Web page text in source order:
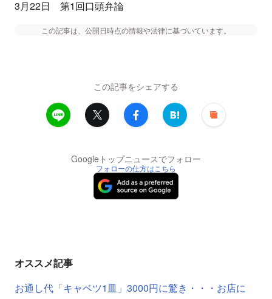
3月22日 第1回口頭弁論
この記事は、公開日時点の情報や法律に基づいています。
この記事をシェアする
Googleトップニュースでフォロー
フォローの仕方はこちら
オススメ記事
お通し代「キャベツ1皿」3000円に驚き・・・お店に